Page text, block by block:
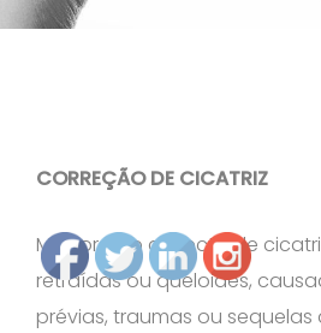
CORREÇÃO DE CICATRIZ
Melhora do aspecto de
retraídas ou queloides,
prévias, traumas ou